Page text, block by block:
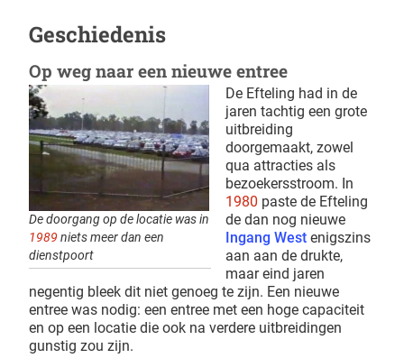
Geschiedenis
Op weg naar een nieuwe entree
De doorgang op de locatie was in
1989 niets meer dan een
dienstpoort
De Efteling had in de
jaren tachtig een grote
uitbreiding
doorgemaakt, zowel
qua attracties als
bezoekersstroom. In
1980 paste de Efteling
de dan nog nieuwe
Ingang West enigszins
aan aan de drukte,
maar eind jaren
negentig bleek dit niet genoeg te zijn. Een nieuwe
entree was nodig: een entree met een hoge capaciteit
en op een locatie die ook na verdere uitbreidingen
gunstig zou zijn.